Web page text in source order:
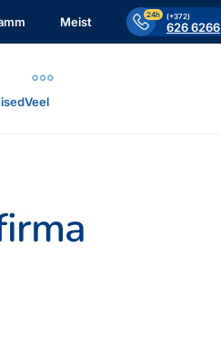
Meist 24h (+372)
626 6266
Veel